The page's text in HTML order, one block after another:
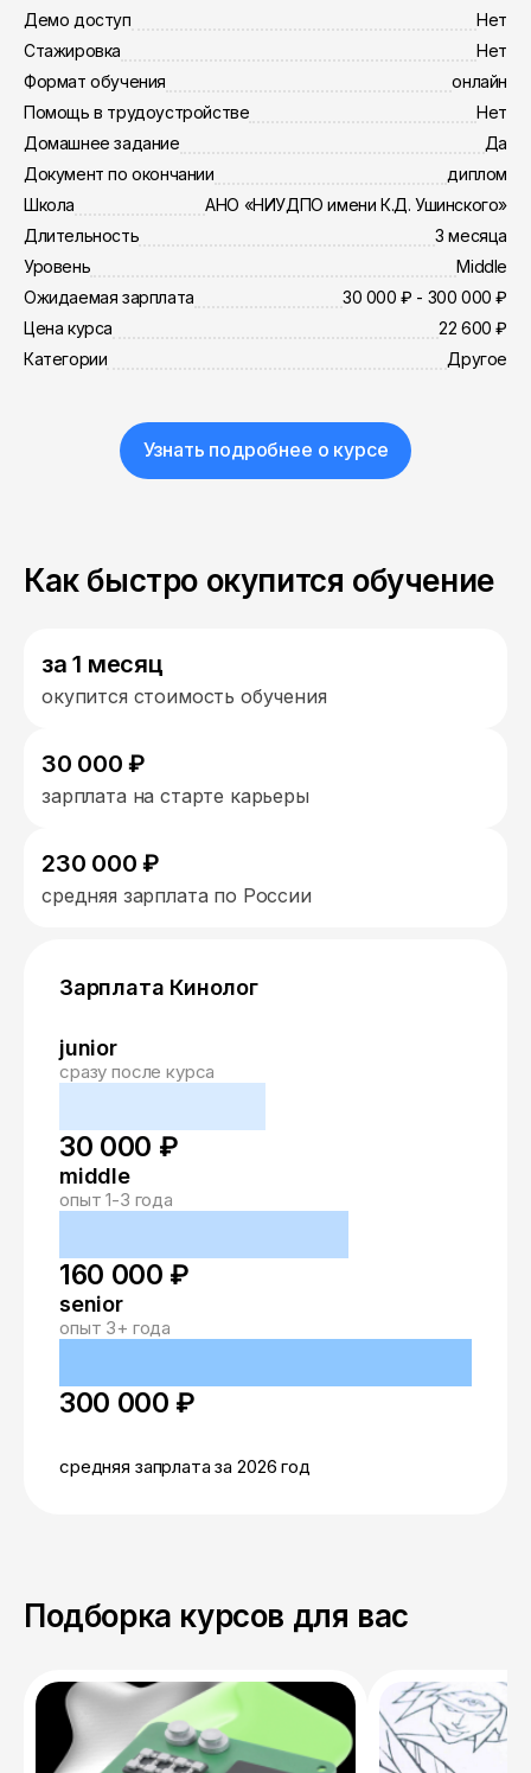
Демо доступ
Нет
Стажировка
Нет
Формат обучения
онлайн
Помощь в трудоустройстве
Нет
Домашнее задание
Да
Документ по окончании
диплом
Школа
АНО «НИУДПО имени К.Д. Ушинского»
Длительность
3 месяца
Уровень
Middle
Ожидаемая зарплата
30 000 ₽ - 300 000 ₽
Цена курса
22 600 ₽
Категории
Другое
Узнать подробнее о курсе
Как быстро окупится обучение
за 1 месяц
окупится стоимость обучения
30 000 ₽
зарплата на старте карьеры
230 000 ₽
средняя зарплата по России
Зарплата Кинолог
junior
сразу после курса
30 000 ₽
middle
опыт 1-3 года
160 000 ₽
senior
опыт 3+ года
300 000 ₽
средняя запрлата за 2026 год
Подборка курсов для вас